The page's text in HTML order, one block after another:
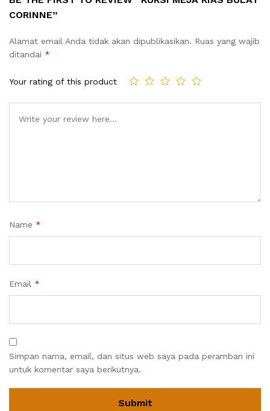
CORINNE”
Alamat email Anda tidak akan dipublikasikan. Ruas yang wajib
ditandai *
Your rating of this product
Name *
Email *
Simpan nama, email, dan situs web saya pada peramban ini
untuk komentar saya berikutnya.